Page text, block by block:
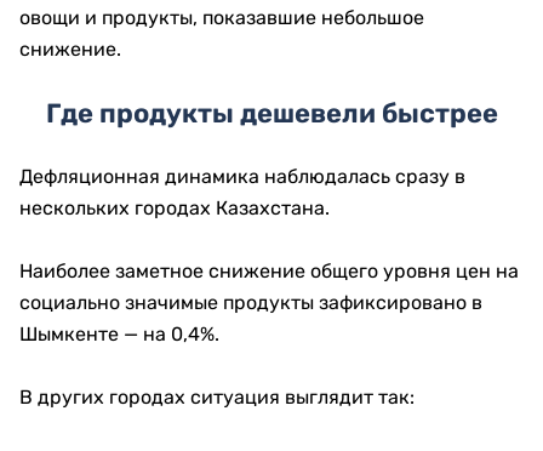
овощи и продукты, показавшие небольшое
снижение.
Где продукты дешевели быстрее
Дефляционная динамика наблюдалась сразу в
нескольких городах Казахстана.
Наиболее заметное снижение общего уровня цен на
социально значимые продукты зафиксировано в
Шымкенте — на 0,4%.
В других городах ситуация выглядит так: